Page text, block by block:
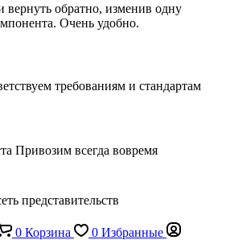
вернуть обратно, изменив одну
Очень удобно.
требованиям и стандартам
Привозим всегда вовремя
представительств
0 Корзина 0 Избранные